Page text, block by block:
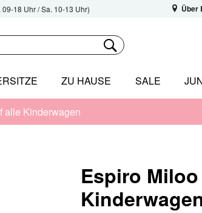
09-18 Uhr / Sa. 10-13 Uhr) Über
ZU HAUSE SALE
alle Kinderwagen
Espiro